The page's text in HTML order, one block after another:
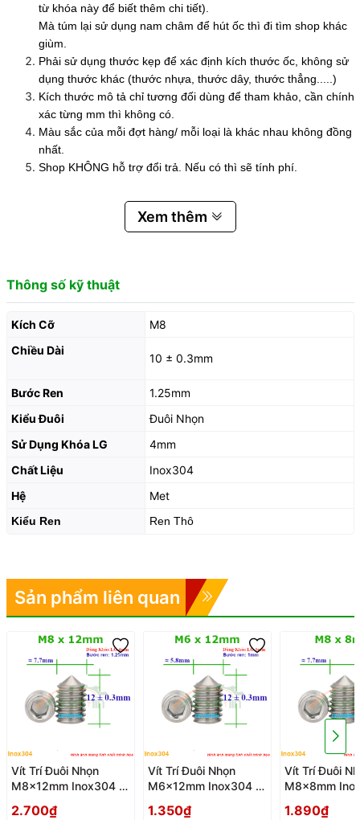
từ khóa này để biết thêm chi tiết).
Mà túm lại sử dụng nam châm để hút ốc thì đi tìm shop khác
giùm.
Phải sử dụng thước kẹp để xác định kích thước ốc, không sử
dụng thước khác (thước nhựa, thước dây, thước thẳng.....)
Kích thước mô tả chỉ tương đối dùng để tham khảo, cần chính
xác từng mm thì không có.
Màu sắc của mỗi đợt hàng/ mỗi loại là khác nhau không đồng
nhất.
Shop KHÔNG hỗ trợ đổi trả. Nếu có thì sẽ tính phí.
Xem thêm
Thông số kỹ thuật
Kích Cỡ
M8
Chiều Dài
10 ± 0.3mm
Bước Ren
1.25mm
Kiểu Đuôi
Đuôi Nhọn
Sử Dụng Khóa LG
4mm
Chất Liệu
Inox304
Hệ
Met
Kiểu Ren Ren Thô
Sản phẩm liên quan
Vít Trí Đuôi Nhọn
M8x12mm Inox304 -
2.700₫
Vít Trí Đuôi Nhọn
M6x12mm Inox304 -
1.350₫
Vít Trí Đuôi
M8x8mm
1.890₫